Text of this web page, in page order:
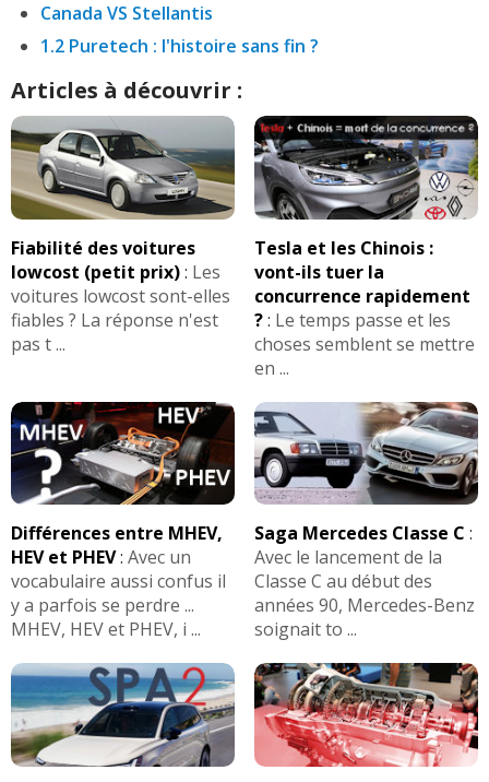
Canada VS Stellantis
1.2 Puretech : l'histoire sans fin ?
Articles à découvrir :
Fiabilité des voitures
lowcost (petit prix): Les
voitures lowcost sont-elles
fiables ? La réponse n'est
pas t ...
Tesla et les Chinois :
vont-ils tuer la
concurrence rapidement
?: Le temps passe et les
choses semblent se mettre
en ...
Différences entre MHEV,
HEV et PHEV: Avec un
vocabulaire aussi confus il
y a parfois se perdre ...
MHEV, HEV et PHEV, i ...
Saga Mercedes Classe C :
Avec le lancement de la
Classe C au début des
années 90, Mercedes-Benz
soignait to ...